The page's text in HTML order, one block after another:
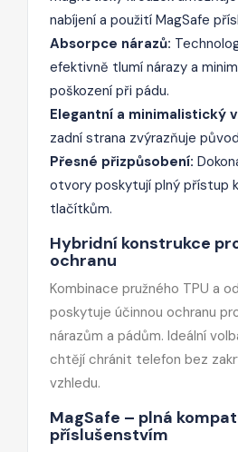
nabíjení a použití MagSafe
Absorpce nárazů:
efektivně tlumí nárazy a
poškození při pádu.
Elegantní a minimalistický
zadní strana zvýrazňuje
Přesné přizpůsobení:
otvory poskytují plný přístup
tlačítkům.
Hybridní konstrukce
ochranu
Kombinace pružného TPU a
poskytuje účinnou ochranu
nárazům a pádům. Ideální
chtějí chránit telefon bez
vzhledu.
MagSafe – plná
příslušenstvím